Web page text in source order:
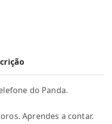
do Panda.
Aprendes a contar.